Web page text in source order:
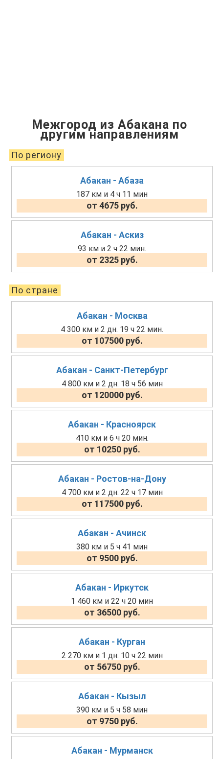
Межгород из Абакана по
другим направлениям
По региону
Абакан - Абаза
187 км и 4 ч 11 мин
от 4675 руб.
Абакан - Аскиз
93 км и 2 ч 22 мин.
от 2325 руб.
По стране
Абакан - Москва
4 300 км и 2 дн. 19 ч 22 мин.
от 107500 руб.
Абакан - Санкт-Петербург
4 800 км и 2 дн. 18 ч 56 мин
от 120000 руб.
Абакан - Красноярск
410 км и 6 ч 20 мин.
от 10250 руб.
Абакан - Ростов-на-Дону
4 700 км и 2 дн. 22 ч 17 мин
от 117500 руб.
Абакан - Ачинск
380 км и 5 ч 41 мин
от 9500 руб.
Абакан - Иркутск
1 460 км и 22 ч 20 мин
от 36500 руб.
Абакан - Курган
2 270 км и 1 дн. 10 ч 22 мин
от 56750 руб.
Абакан - Кызыл
390 км и 5 ч 58 мин
от 9750 руб.
Абакан - Мурманск